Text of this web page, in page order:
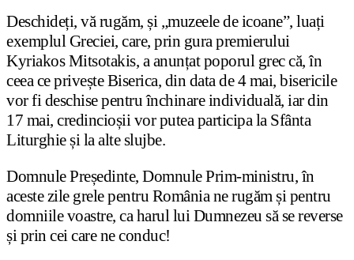
Deschideți, vă rugăm, și „muzeele de icoane”, luați
exemplul Greciei, care, prin gura premierului
Kyriakos Mitsotakis, a anunțat poporul grec că, în
ceea ce privește Biserica, din data de 4 mai, bisericile
vor fi deschise pentru închinare individuală, iar din
17 mai, credincioșii vor putea participa la Sfânta
Liturghie și la alte slujbe.
Domnule Președinte, Domnule Prim-ministru, în
aceste zile grele pentru România ne rugăm și pentru
domniile voastre, ca harul lui Dumnezeu să se reverse
și prin cei care ne conduc!